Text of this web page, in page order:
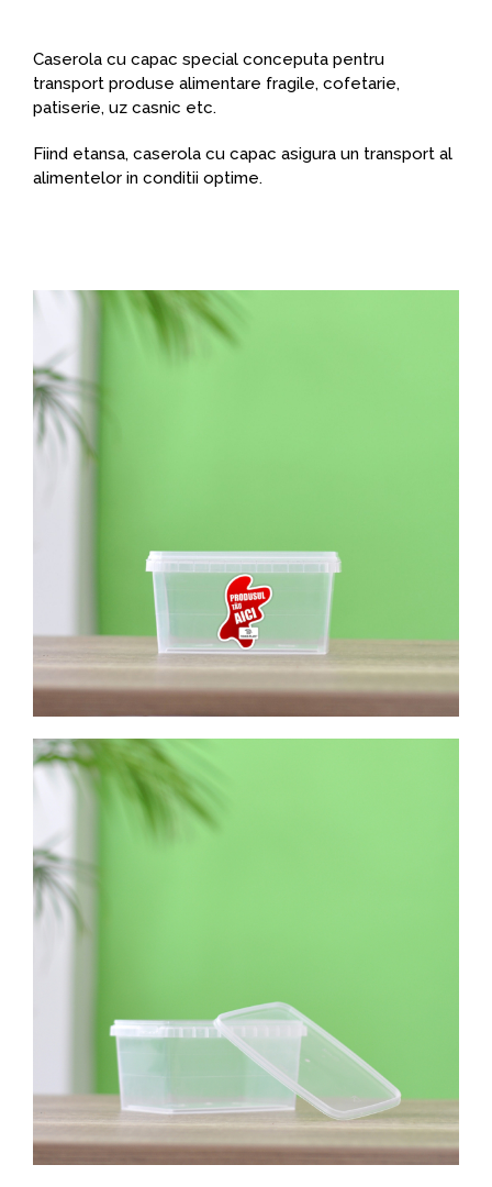
Caserola cu capac special conceputa pentru
transport produse alimentare fragile, cofetarie,
patiserie, uz casnic etc.
Fiind etansa, caserola cu capac asigura un transport al
alimentelor in conditii optime.